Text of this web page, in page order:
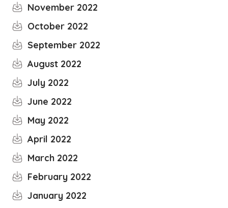
November 2022
October 2022
September 2022
August 2022
July 2022
June 2022
May 2022
April 2022
March 2022
February 2022
January 2022